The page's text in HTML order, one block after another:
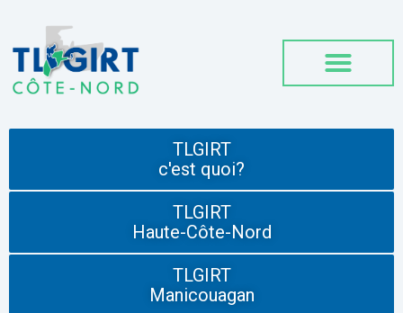
TLGIRT
c'est quoi?
TLGIRT
Haute-Côte-Nord
TLGIRT
Manicouagan